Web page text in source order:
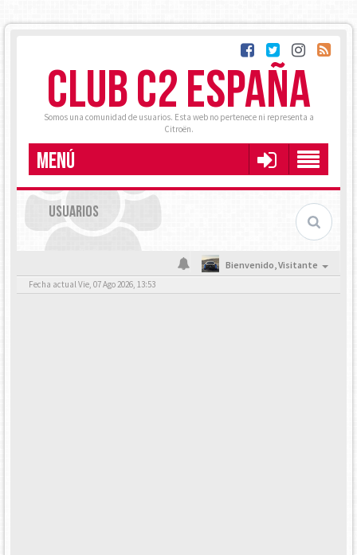
CLUB C2 ESPAÑA
Somos una comunidad de usuarios. Esta web no pertenece ni representa a
Citroën.
MENÚ
USUARIOS
Bienvenido,Visitante
Fecha actual Vie, 07 Ago 2026, 13:53